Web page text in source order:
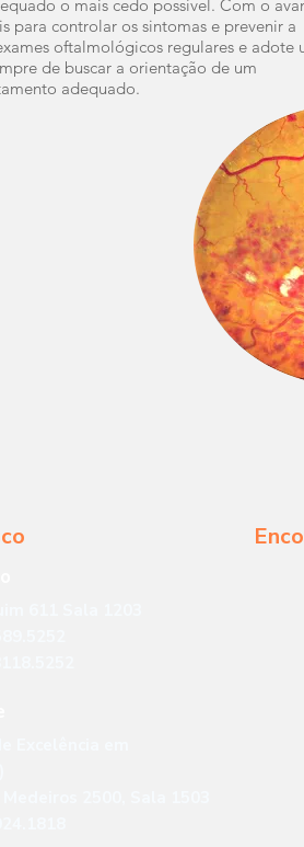
o mais cedo possível. Com o
para controlar os sintomas e prevenir a
oftalmológicos regulares e adote
de buscar a orientação de um
adequado.